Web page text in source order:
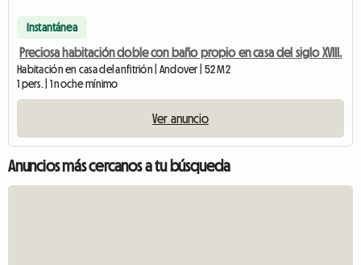
Instantánea
Preciosa habitación doble con baño propio en casa del siglo XVIII.
Habitación en casa del anfitrión | Andover | 52 M2
1 pers. | 1 noche mínimo
Ver anuncio
Anuncios más cercanos a tu búsqueda